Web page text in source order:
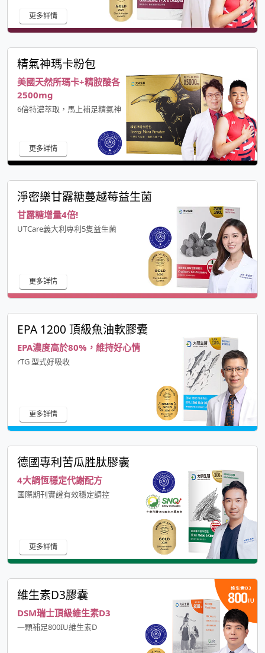
更多詳情
精氣神瑪卡粉包
美國天然所瑪卡+精胺酸各
2500mg
6倍特濃萃取，馬上補足精氣神
更多詳情
淨密樂甘露糖蔓越莓益生菌
甘露糖增量4倍!
UTCare義大利專利5隻益生菌
更多詳情
EPA 1200 頂級魚油軟膠囊
EPA濃度高於80%，維持好心情
rTG 型式好吸收
更多詳情
德國專利苦瓜胜肽膠囊
4大調恆穩定代謝配方
國際期刊實證有效穩定調控
更多詳情
維生素D3膠囊
DSM瑞士頂級維生素D3
一顆補足800IU維生素D